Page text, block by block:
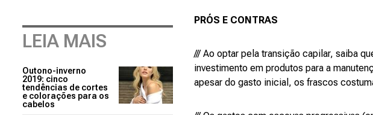
LEIA MAIS
Outono-inverno
2019: cinco
tendências de cortes
e colorações para os
cabelos
PRÓS E CONTRAS
/// Ao optar pela transição capilar, saiba
investimento em produtos para a
apesar do gasto inicial, os frascos